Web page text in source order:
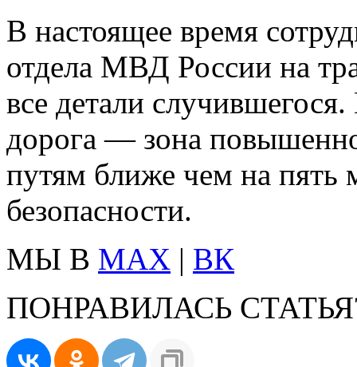
В настоящее время
отдела МВД России на
все детали
дорога — зона
путям ближе чем на пять
безопасности.
МЫ В MAX | ВК
ПОНРАВИЛАСЬ